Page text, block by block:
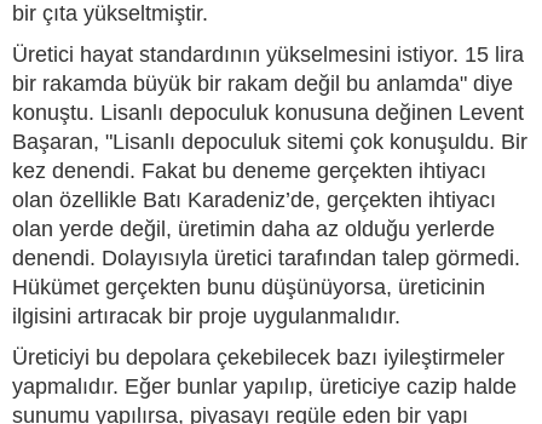
bir çıta yükseltmiştir.
Üretici hayat standardının yükselmesini istiyor. 15 lira
bir rakamda büyük bir rakam değil bu anlamda" diye
konuştu. Lisanlı depoculuk konusuna değinen Levent
Başaran, "Lisanlı depoculuk sitemi çok konuşuldu. Bir
kez denendi. Fakat bu deneme gerçekten ihtiyacı
olan özellikle Batı Karadeniz’de, gerçekten ihtiyacı
olan yerde değil, üretimin daha az olduğu yerlerde
denendi. Dolayısıyla üretici tarafından talep görmedi.
Hükümet gerçekten bunu düşünüyorsa, üreticinin
ilgisini artıracak bir proje uygulanmalıdır.
Üreticiyi bu depolara çekebilecek bazı iyileştirmeler
yapmalıdır. Eğer bunlar yapılıp, üreticiye cazip halde
sunumu yapılırsa, piyasayı regüle eden bir yapı